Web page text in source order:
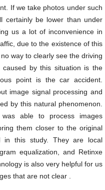
If we take photos under such
certainly be lower than under
us a lot of inconvenience in
due to the existence of this
way to clearly see the driving
caused by this situation is the
point is the car accident.
image signal processing and
by this natural phenomenon.
able to process images
them closer to the original
in this study. They are local
equalization, and Retinxe
is also very helpful for us
that are not clear .